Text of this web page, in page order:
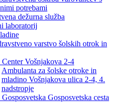
potrebami
dežurna služba
laboratorij
varstvo šolskih otrok in
Center Vošnjakova 2-4
Ambulanta za šolske otroke in
mladino Vošnjakova ulica 2-4, 4.
nadstropje
Gosposvetska cesta